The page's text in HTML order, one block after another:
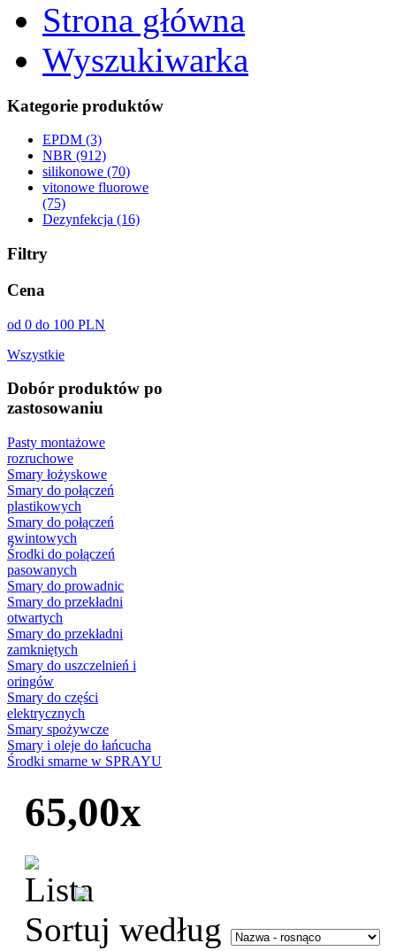
Strona główna
Wyszukiwarka
Kategorie produktów
EPDM (3)
NBR (912)
silikonowe (70)
vitonowe fluorowe
(75)
Dezynfekcja (16)
Filtry
Cena
od 0 do 100 PLN
Wszystkie
Dobór produktów po
zastosowaniu
Pasty montażowe
rozruchowe
Smary łożyskowe
Smary do połączeń
plastikowych
Smary do połączeń
gwintowych
Środki do połączeń
pasowanych
Smary do prowadnic
Smary do przekładni
otwartych
Smary do przekładni
zamkniętych
Smary do uszczelnień i
oringów
Smary do części
elektrycznych
Smary spożywcze
Smary i oleje do łańcucha
Środki smarne w SPRAYU
65,00x
Sortuj według